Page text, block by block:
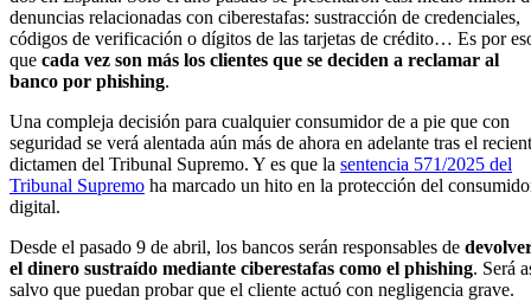
denuncias relacionadas con ciberestafas: sustracción de credenciales,
códigos de verificación o dígitos de las tarjetas de crédito… Es por
que cada vez son más los clientes que se deciden a reclamar al
banco por phishing.
Una compleja decisión para cualquier consumidor de a pie que con
seguridad se verá alentada aún más de ahora en adelante tras el
dictamen del Tribunal Supremo. Y es que la sentencia 571/2025 del
Tribunal Supremo ha marcado un hito en la protección del
digital.
Desde el pasado 9 de abril, los bancos serán responsables de
el dinero sustraído mediante ciberestafas como el phishing. Será
salvo que puedan probar que el cliente actuó con negligencia grave.